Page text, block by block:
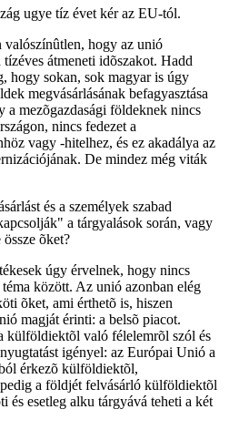
ugye tíz évet kér az EU-tól.
valószínûtlen, hogy az unió
tízéves átmeneti idõszakot. Hadd
hogy sokan, sok magyar is úgy
megvásárlásának befagyasztása
a mezõgazdasági földeknek nincs
nincs fedezet a
vagy -hitelhez, és ez akadálya az
De mindez még viták
és a személyek szabad
a tárgyalások során, vagy
õket?
úgy érvelnek, hogy nincs
között. Az unió azonban elég
õket, ami érthetõ is, hiszen
magját érinti: a belsõ piacot.
külföldiektõl való félelemrõl szól és
igényel: az Európai Unió a
érkezõ külföldiektõl,
a földjét felvásárló külföldiektõl
és esetleg alku tárgyává teheti a két